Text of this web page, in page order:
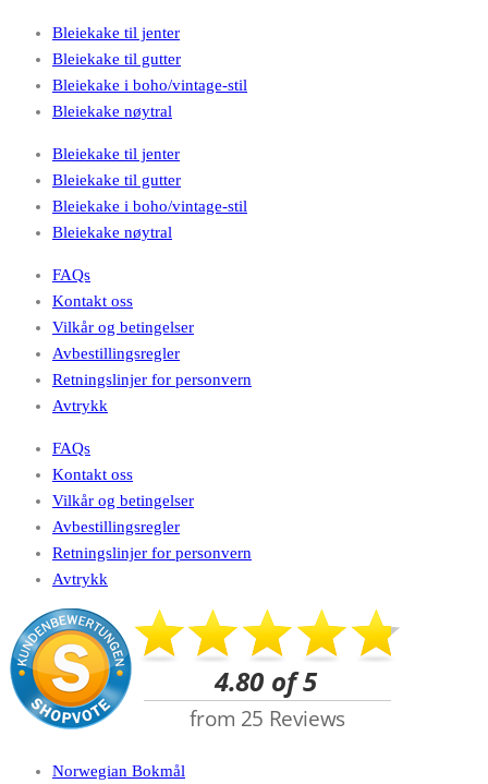
Bleiekake til jenter
Bleiekake til gutter
Bleiekake i boho/vintage-stil
Bleiekake nøytral
Bleiekake til jenter
Bleiekake til gutter
Bleiekake i boho/vintage-stil
Bleiekake nøytral
FAQs
Kontakt oss
Vilkår og betingelser
Avbestillingsregler
Retningslinjer for personvern
Avtrykk
FAQs
Kontakt oss
Vilkår og betingelser
Avbestillingsregler
Retningslinjer for personvern
Avtrykk
Norwegian Bokmål